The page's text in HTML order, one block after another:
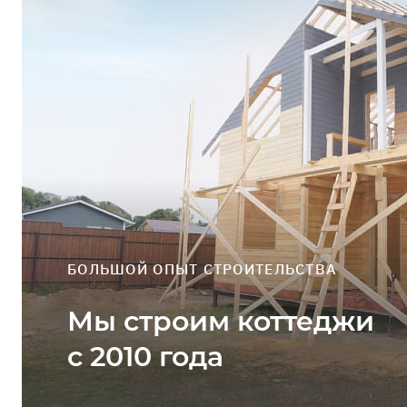
БОЛЬШОЙ ОПЫТ СТРОИТЕЛЬСТВА
Мы строим коттеджи
с 2010 года